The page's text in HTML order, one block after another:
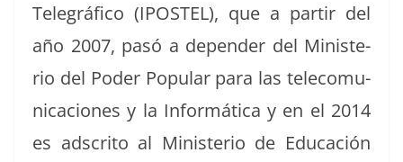
Telegrá­fi­co (IPOSTEL), que a par­tir del
año 2007, pasó a depen­der del Min­is­te­
rio del Poder Pop­u­lar para las tele­co­mu­
ni­ca­ciones y la Infor­máti­ca y en el 2014
es adscrito al Min­is­te­rio de Edu­cación